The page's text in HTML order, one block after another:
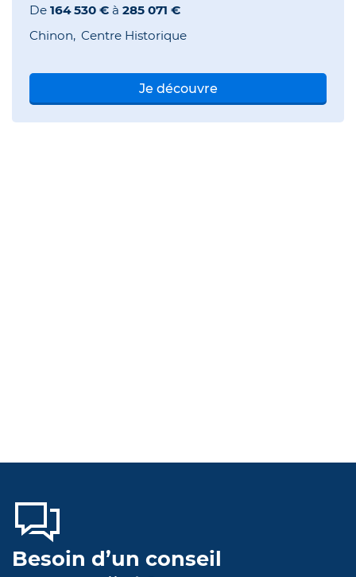
De 164 530 € à 285 071 €
Chinon Centre Historique
Je découvre
Besoin d’un conseil